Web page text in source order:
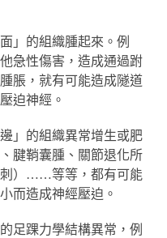
」的組織腫起來。例
急性傷害，造成通過跗
脹，就有可能造成隧道
迫神經。
」的組織異常增生或肥
腱鞘囊腫、關節退化所
刺）……等等，都有可能
而造成神經壓迫。
足踝力學結構異常，例